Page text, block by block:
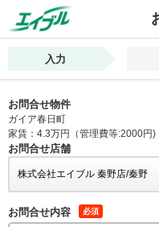
入力
お問合せ物件
ガイア春日町
家賃：4.3万円（管理費等:2000円)
お問合せ店舗
お問合せ内容 必須